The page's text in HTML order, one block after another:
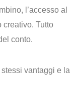
l’accesso al
creativo. Tutto
conto.
vantaggi e la